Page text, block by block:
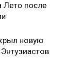
после
новую